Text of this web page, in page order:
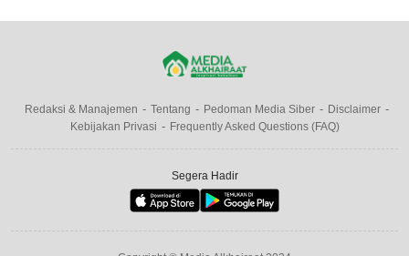
Redaksi & Manajemen Tentang Pedoman Media Siber
Disclaimer
Kebijakan Privasi
Frequently Asked Questions (FAQ)
Segera Hadir